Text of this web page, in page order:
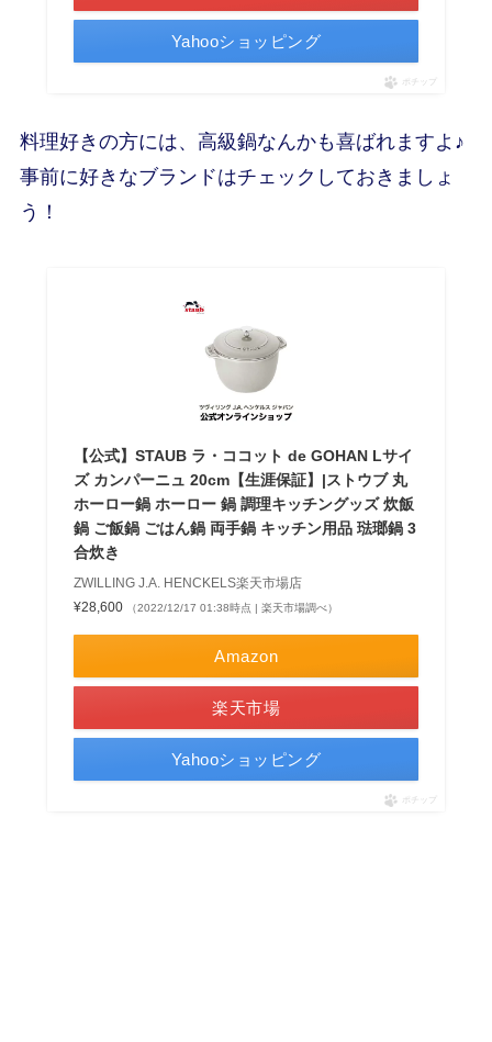
Yahooショッピング
ポチップ
料理好きの方には、高級鍋なんかも喜ばれますよ♪
事前に好きなブランドはチェックしておきましょ
う！
【公式】STAUB ラ・ココット de GOHAN Lサイ
ズ カンパーニュ 20cm【生涯保証】|ストウブ 丸
ホーロー鍋 ホーロー 鍋 調理キッチングッズ 炊飯
鍋 ご飯鍋 ごはん鍋 両手鍋 キッチン用品 琺瑯鍋 3
合炊き
ZWILLING J.A. HENCKELS楽天市場店
¥28,600
（2022/12/17 01:38時点 | 楽天市場調べ）
Amazon
楽天市場
Yahooショッピング
ポチップ